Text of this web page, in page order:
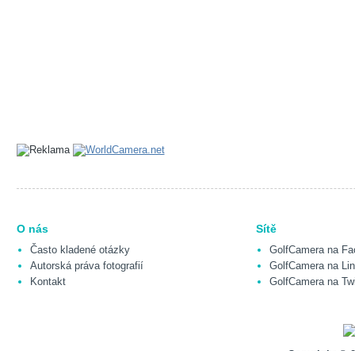
O nás
Často kladené otázky
Autorská práva fotografií
Kontakt
Sítě
GolfCamera na
GolfCamera na
GolfCamera na